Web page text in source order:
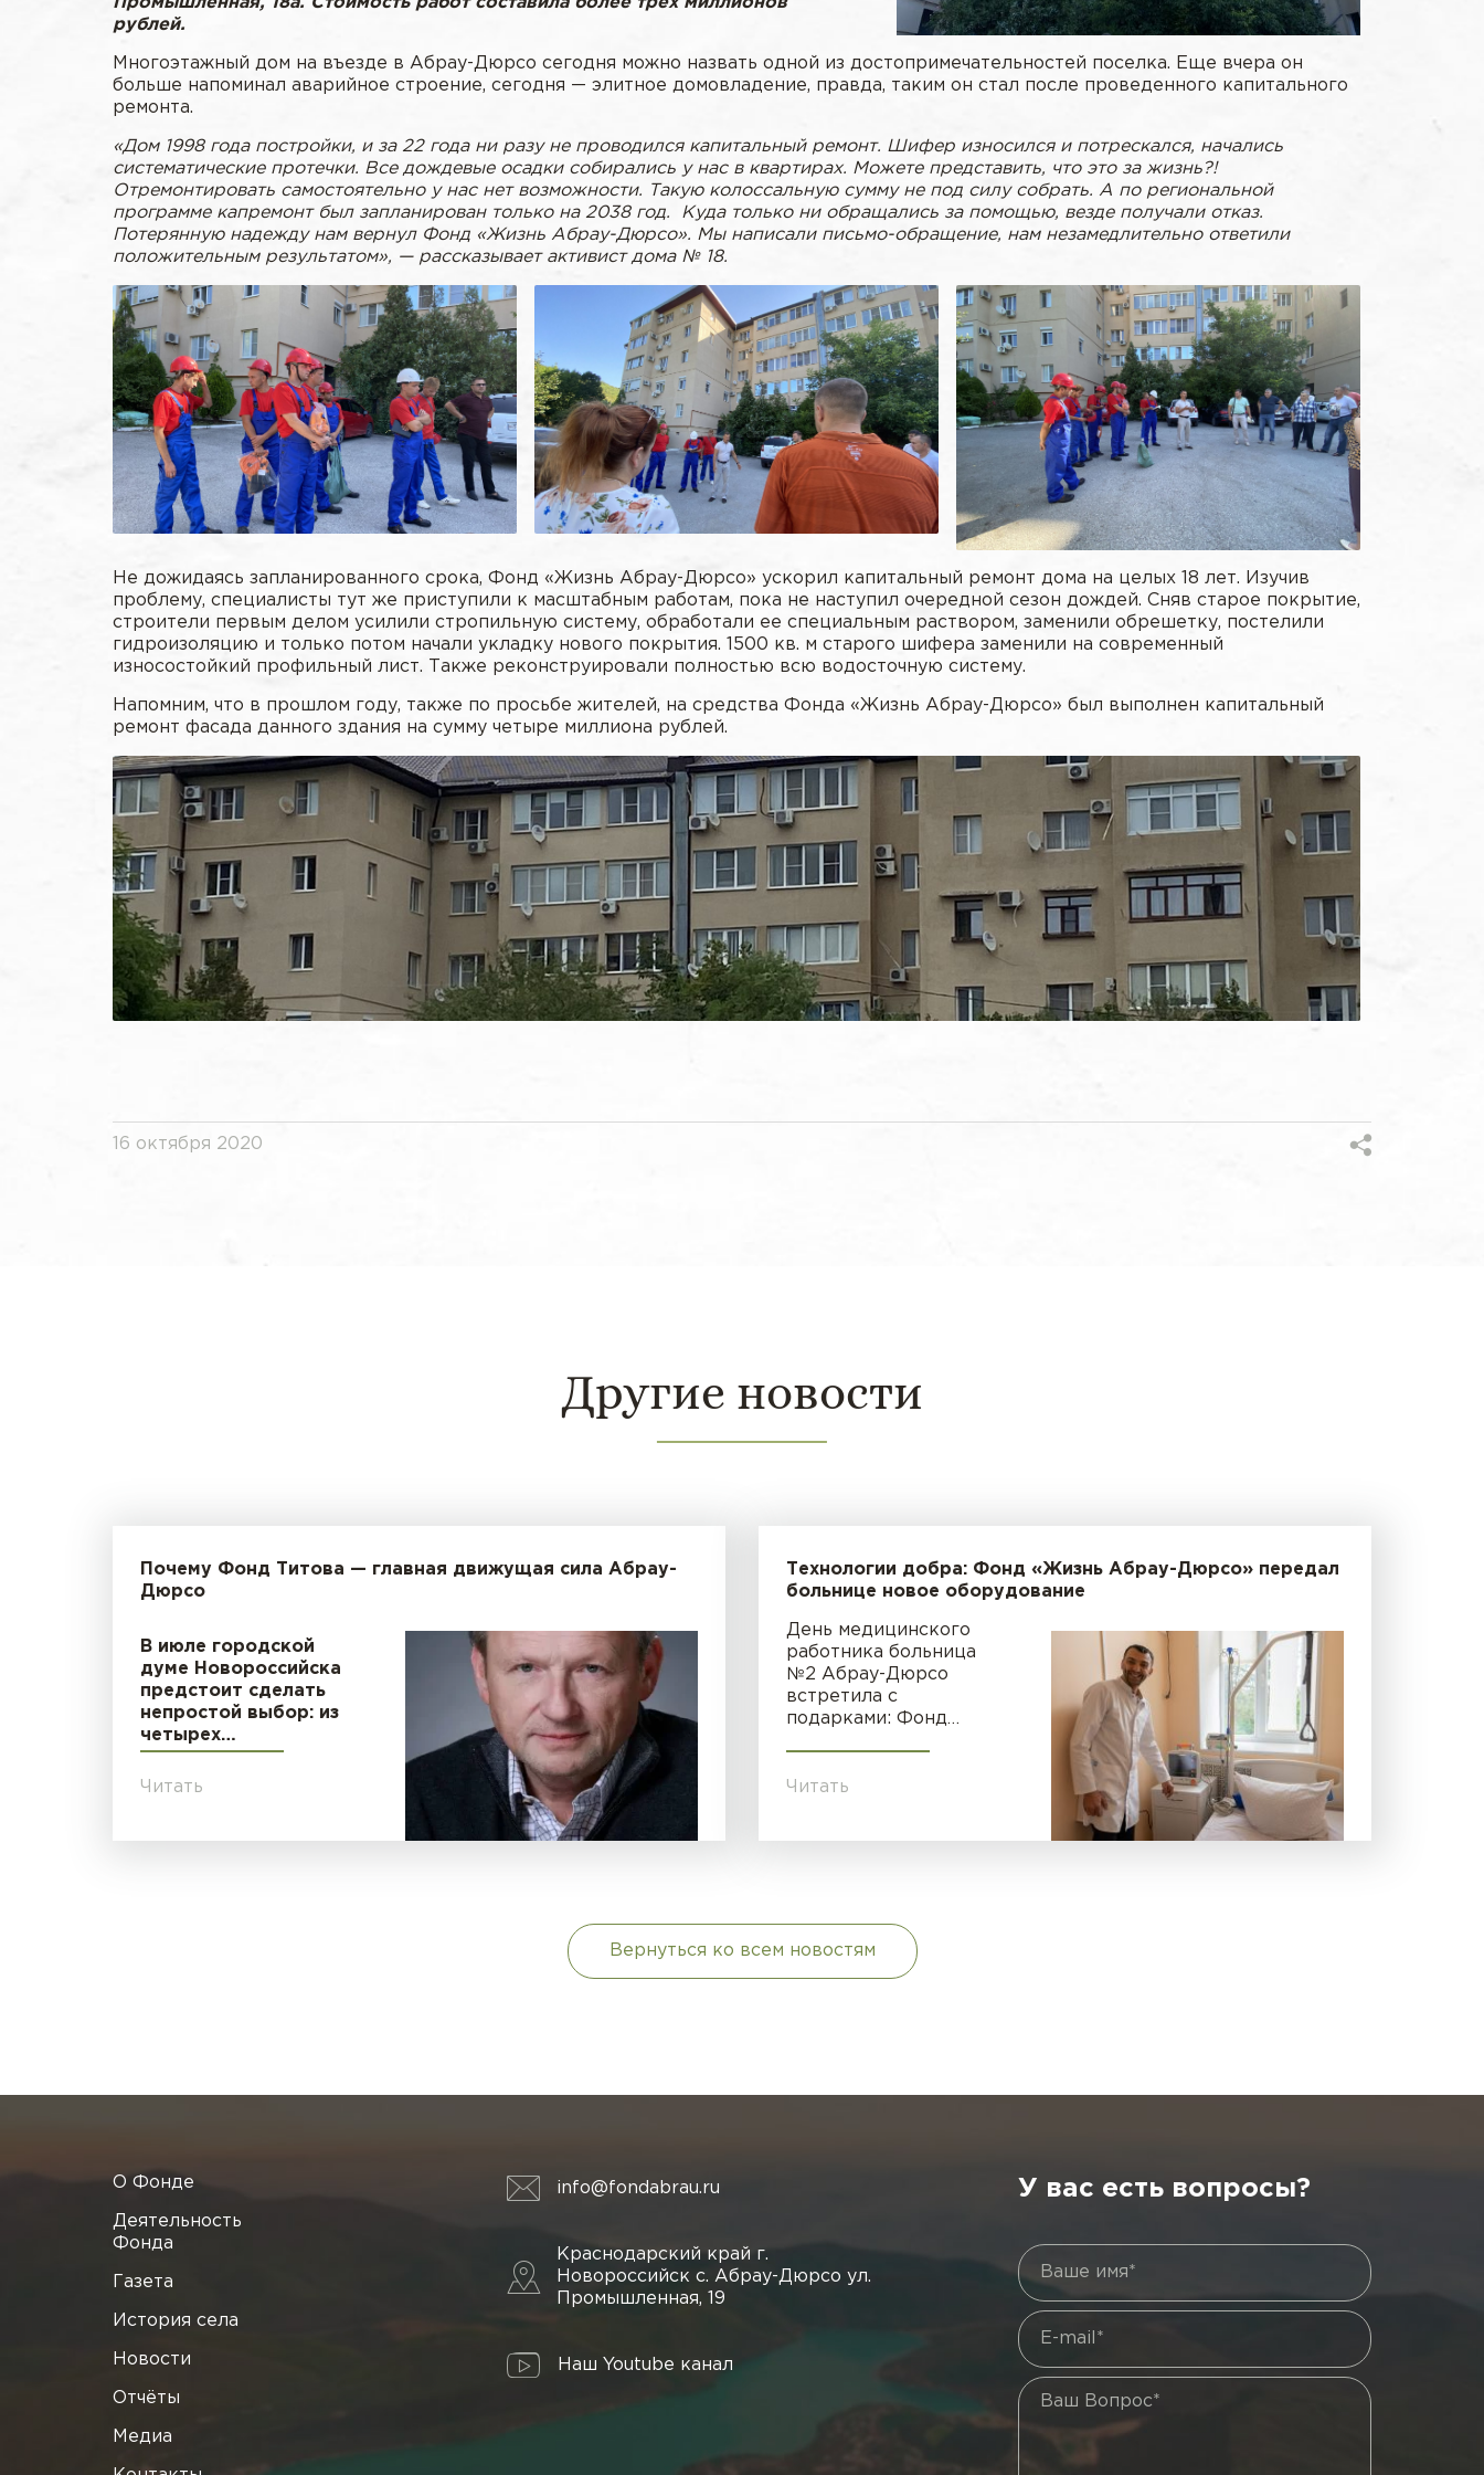
рублей.
Многоэтажный дом на въезде в Абрау-Дюрсо сегодня можно назвать одной из достопримечательностей поселка. Еще вчера он
больше напоминал аварийное строение, сегодня — элитное домовладение, правда, таким он стал после проведенного капитального
ремонта.
«Дом 1998 года постройки, и за 22 года ни разу не проводился капитальный ремонт. Шифер износился и потрескался, начались
систематические протечки. Все дождевые осадки собирались у нас в квартирах. Можете представить, что это за жизнь?!
Отремонтировать самостоятельно у нас нет возможности. Такую колоссальную сумму не под силу собрать. А по региональной
программе капремонт был запланирован только на 2038 год. Куда только ни обращались за помощью, везде получали отказ.
Потерянную надежду нам вернул Фонд «Жизнь Абрау-Дюрсо». Мы написали письмо-обращение, нам незамедлительно ответили
положительным результатом», — рассказывает активист дома № 18.
Не дожидаясь запланированного срока, Фонд «Жизнь Абрау-Дюрсо» ускорил капитальный ремонт дома на целых 18 лет. Изучив
проблему, специалисты тут же приступили к масштабным работам, пока не наступил очередной сезон дождей. Сняв старое покрытие,
строители первым делом усилили стропильную систему, обработали ее специальным раствором, заменили обрешетку, постелили
гидроизоляцию и только потом начали укладку нового покрытия. 1500 кв. м старого шифера заменили на современный
износостойкий профильный лист. Также реконструировали полностью всю водосточную систему.
Напомним, что в прошлом году, также по просьбе жителей, на средства Фонда «Жизнь Абрау-Дюрсо» был выполнен капитальный
ремонт фасада данного здания на сумму четыре миллиона рублей.
16 октября 2020
Другие новости
Почему Фонд Титова — главная движущая сила Абрау-
Дюрсо
В июле городской
думе Новороссийска
предстоит сделать
непростой выбор: из
четырех…
Читать
Технологии добра: Фонд «Жизнь Абрау-Дюрсо» передал
больнице новое оборудование
День медицинского
работника больница
№2 Абрау-Дюрсо
встретила с
подарками: Фонд…
Читать
Вернуться ко всем новостям
О Фонде
Деятельность
Фонда
Газета
История села
Новости
Отчёты
Медиа
info@fondabrau.ru
Краснодарский край г.
Новороссийск с. Абрау-Дюрсо ул.
Промышленная, 19
Наш Youtube канал
У вас есть вопросы?
Ваше имя*
E-mail*
Ваш Вопрос*